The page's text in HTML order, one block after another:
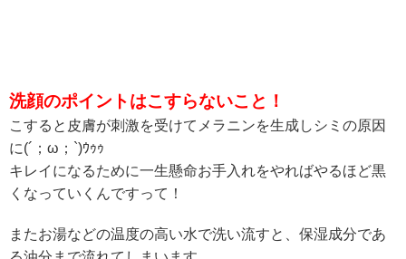
洗顔のポイントはこすらないこと！
こすると皮膚が刺激を受けてメラニンを生成しシミの原因
に(´；ω；`)ｳｩｩ
キレイになるために一生懸命お手入れをやればやるほど黒
くなっていくんですって！
またお湯などの温度の高い水で洗い流すと、保湿成分であ